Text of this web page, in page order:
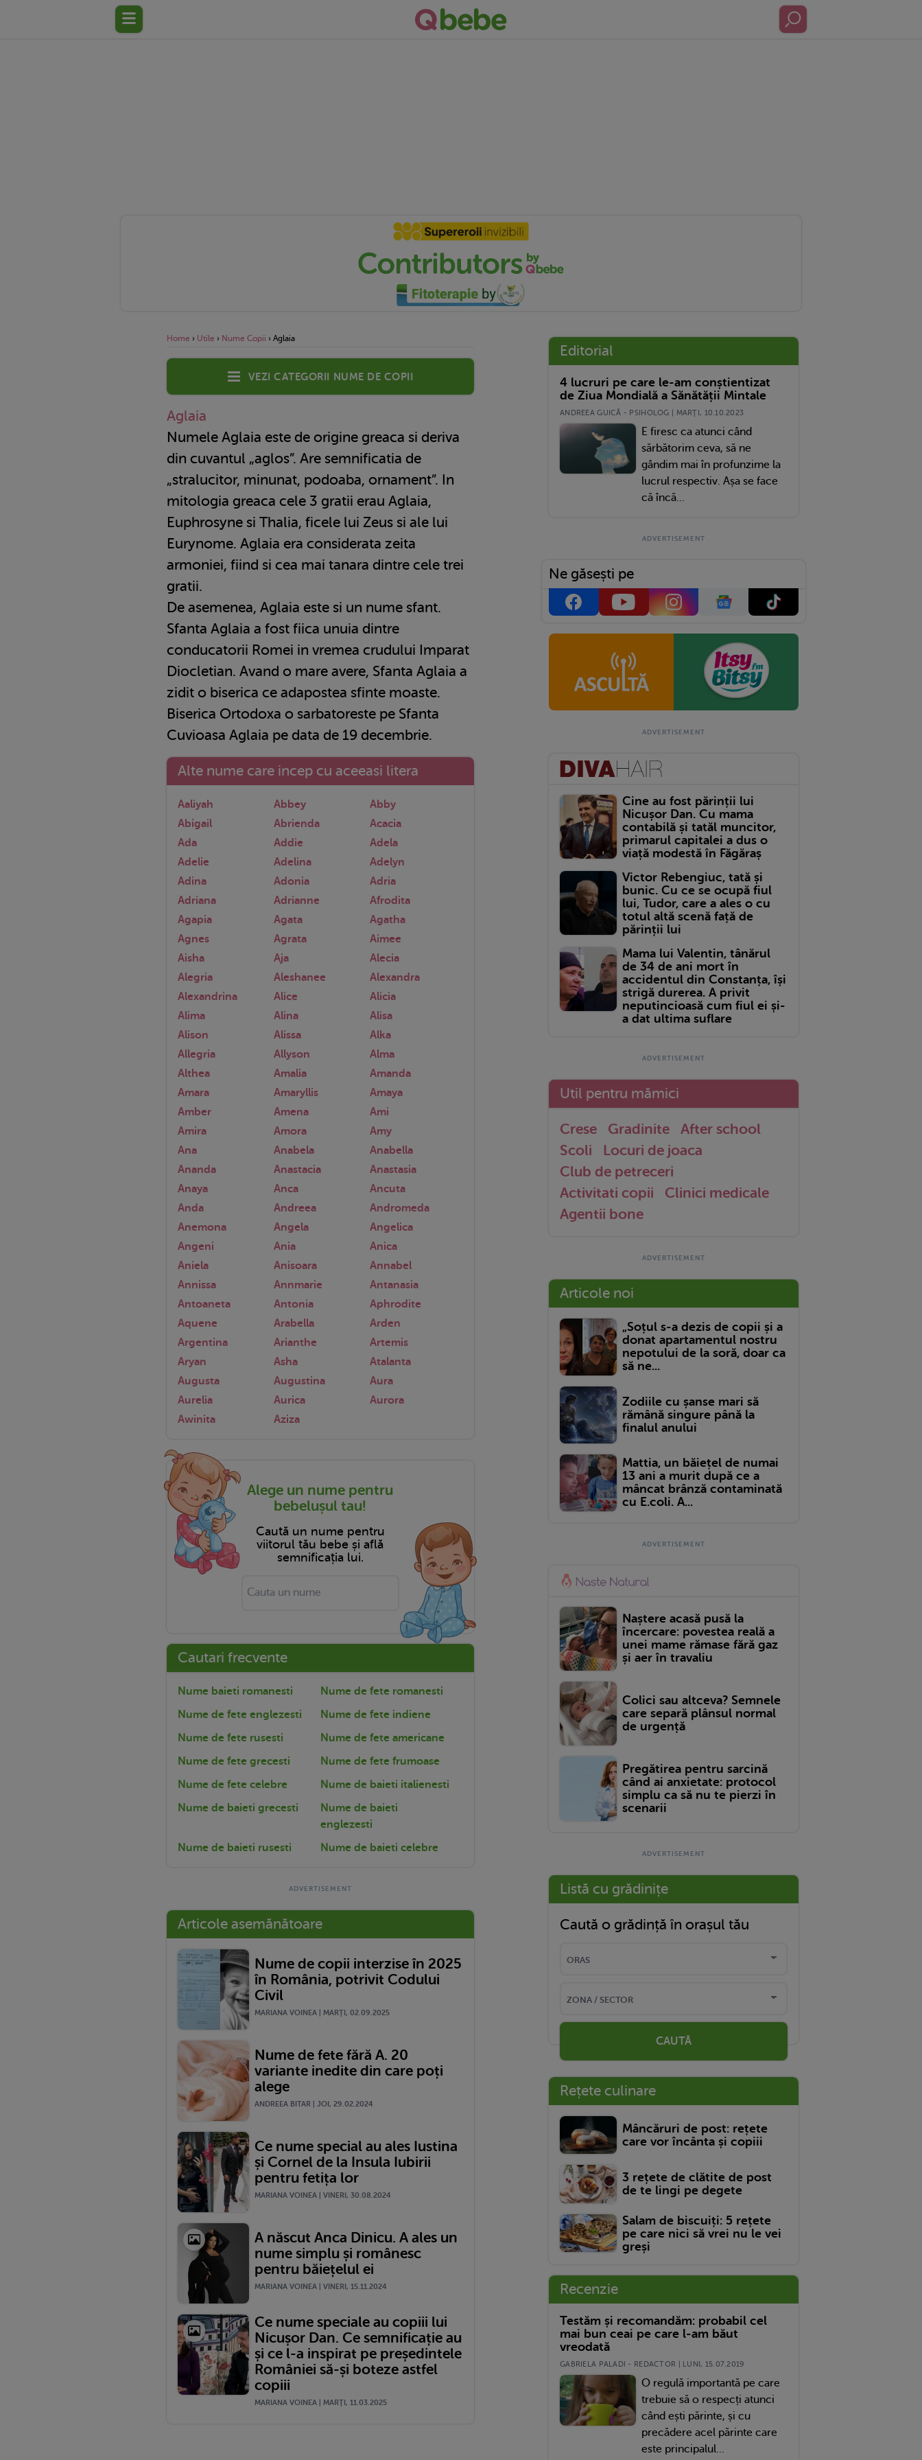
Home › Utile › Nume Copii › Aglaia
Vezi categorii nume de copii
Aglaia
Numele Aglaia este de origine greaca si deriva
din cuvantul „aglos”. Are semnificatia de
„stralucitor, minunat, podoaba, ornament”. In
mitologia greaca cele 3 gratii erau Aglaia,
Euphrosyne si Thalia, ficele lui Zeus si ale lui
Eurynome. Aglaia era considerata zeita
armoniei, fiind si cea mai tanara dintre cele trei
gratii.
De asemenea, Aglaia este si un nume sfant.
Sfanta Aglaia a fost fiica unuia dintre
conducatorii Romei in vremea crudului Imparat
Diocletian. Avand o mare avere, Sfanta Aglaia a
zidit o biserica ce adapostea sfinte moaste.
Biserica Ortodoxa o sarbatoreste pe Sfanta
Cuvioasa Aglaia pe data de 19 decembrie.
Alte nume care incep cu aceeasi litera
Aaliyah Abbey
Abby
Abigail
Abrienda
Acacia
Ada
Addie
Adela
Adelie
Adelina
Adelyn
Adina
Adonia
Adria
Adriana
Adrianne
Afrodita
Agapia
Agata
Agatha
Agnes
Agrata
Aimee
Aisha
Aja
Alecia
Alegria
Aleshanee
Alexandra
Alexandrina
Alice
Alicia
Alima
Alina
Alisa
Alison
Alissa
Alka
Allegria
Allyson
Alma
Althea
Amalia
Amanda
Amara
Amaryllis
Amaya
Amber
Amena
Ami
Amira
Amora
Amy
Ana
Anabela
Anabella
Ananda
Anastacia
Anastasia
Anaya
Anca
Ancuta
Anda
Andreea
Andromeda
Anemona
Angela
Angelica
Angeni
Ania
Anica
Aniela
Anisoara
Annabel
Annissa
Annmarie
Antanasia
Antoaneta
Antonia
Aphrodite
Aquene
Arabella
Arden
Argentina
Arianthe
Artemis
Aryan
Asha
Atalanta
Augusta
Augustina
Aura
Aurelia
Aurica
Aurora
Awinita
Aziza
Alege un nume pentru
bebelușul tau!
Caută un nume pentru
viitorul tău bebe și află
semnificația lui.
Cautari frecvente
Nume baieti romanesti
Nume de fete romanesti
Nume de fete englezesti
Nume de fete indiene
Nume de fete rusesti
Nume de fete americane
Nume de fete grecesti
Nume de fete frumoase
Nume de fete celebre
Nume de baieti italienesti
Nume de baieti grecesti
Nume de baieti
englezesti
Nume de baieti rusesti
Nume de baieti celebre
Articole asemănătoare
Nume de copii interzise în 2025
în România, potrivit Codului
Civil
MARIANA VOINEA | MARŢI, 02.09.2025
Nume de fete fără A. 20
variante inedite din care poți
alege
ANDREEA BITAR | JOI, 29.02.2024
Ce nume special au ales Iustina
și Cornel de la Insula Iubirii
pentru fetița lor
MARIANA VOINEA | VINERI, 30.08.2024
A născut Anca Dinicu. A ales un
nume simplu și românesc
pentru băiețelul ei
MARIANA VOINEA | VINERI, 15.11.2024
Ce nume speciale au copiii lui
Nicușor Dan. Ce semnificație au
și ce l-a inspirat pe președintele
României să-și boteze astfel
copiii
MARIANA VOINEA | MARŢI, 11.03.2025
Editorial
4 lucruri pe care le-am conștientizat
de Ziua Mondială a Sănătății Mintale
ANDREEA GUICĂ - PSIHOLOG | MARŢI, 10.10.2023
E firesc ca atunci când
sărbătorim ceva, să ne
gândim mai în profunzime la
lucrul respectiv. Așa se face
că încă...
Ne găsești pe
Cine au fost părinții lui
Nicușor Dan. Cu mama
contabilă și tatăl muncitor,
primarul capitalei a dus o
viață modestă în Făgăraș
Victor Rebengiuc, tată și
bunic. Cu ce se ocupă fiul
lui, Tudor, care a ales o cu
totul altă scenă față de
părinții lui
Mama lui Valentin, tânărul
de 34 de ani mort în
accidentul din Constanța, își
strigă durerea. A privit
neputincioasă cum fiul ei și-
a dat ultima suflare
Util pentru mămici
Crese Gradinite
After school
Scoli
Locuri de joaca
Club de petreceri
Activitati copii
Clinici medicale
Agentii bone
Articole noi
„Soțul s-a dezis de copii și a
donat apartamentul nostru
nepotului de la soră, doar ca
să ne...
Zodiile cu șanse mari să
rămână singure până la
finalul anului
Mattia, un băiețel de numai
13 ani a murit după ce a
mâncat brânză contaminată
cu E.coli. A...
Naștere acasă pusă la
încercare: povestea reală a
unei mame rămase fără gaz
și aer în travaliu
Colici sau altceva? Semnele
care separă plânsul normal
de urgență
Pregătirea pentru sarcină
când ai anxietate: protocol
simplu ca să nu te pierzi în
scenarii
Listă cu grădinițe
Caută o grădință în orașul tău
CAUTĂ
Rețete culinare
Mâncăruri de post: rețete
care vor încânta și copiii
3 rețete de clătite de post
de te lingi pe degete
Salam de biscuiți: 5 rețete
pe care nici să vrei nu le vei
greși
Recenzie
Testăm și recomandăm: probabil cel
mai bun ceai pe care l-am băut
vreodată
GABRIELA PALADI - REDACTOR | LUNI, 15.07.2019
O regulă importantă pe care
trebuie să o respecți atunci
când ești părinte, și cu
precădere acel părinte care
este principalul...